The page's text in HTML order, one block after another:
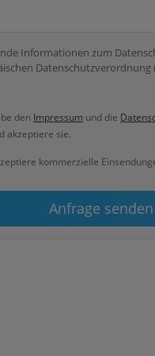
Informationen zum
Datenschutzverordnung
den Impressum und die
akzeptiere sie.
kommerzielle
Anfrage senden